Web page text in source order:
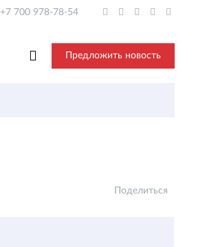
+7 700 978-78-54
Предложить новость
Поделиться